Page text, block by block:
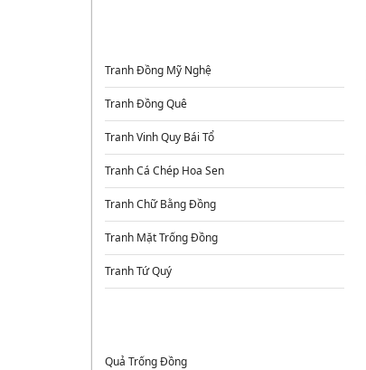
Tranh Đồng Mỹ Nghệ
Tranh Đồng Quê
Tranh Vinh Quy Bái Tổ
Tranh Cá Chép Hoa Sen
Tranh Chữ Bằng Đồng
Tranh Mặt Trống Đồng
Tranh Tứ Quý
Quả Trống Đồng